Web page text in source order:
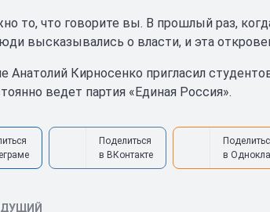
то, что говорите вы. В прошлый раз,
высказывались о власти, и эта
Анатолий Кирносенко пригласил
ведет партия «Единая Россия».
Поделиться
в ВКонтакте
в